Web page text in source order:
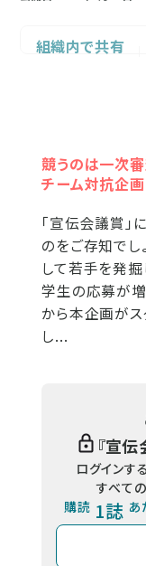
組織内で共有
競うのは一次
チーム対抗企
「宣伝会議賞
のをご存知でし
して若手を発掘
学生の応募が
から本企画が
し...
『宣伝
ログインす
すべて
購読 1誌 あ